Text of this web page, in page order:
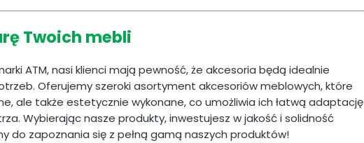
Twoich mebli
ATM, nasi klienci mają pewność, że akcesoria będą idealnie
Oferujemy szeroki asortyment akcesoriów meblowych, które
ale także estetycznie wykonane, co umożliwia ich łatwą adaptację
Wybierając nasze produkty, inwestujesz w jakość i solidność
do zapoznania się z pełną gamą naszych produktów!